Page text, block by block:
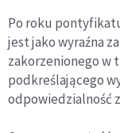
Po roku
jest jako wyraźna
zakorzenionego w
podkreślającego
odpowiedzialność